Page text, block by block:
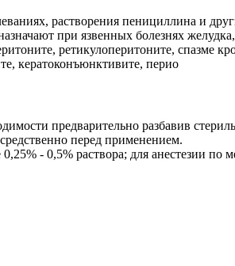
растворения пенициллина и
при язвенных болезнях
ретикулоперитоните,
кератоконъюнктивите, перио
предварительно разбавив
перед применением.
- 0,5% раствора; для анестезии